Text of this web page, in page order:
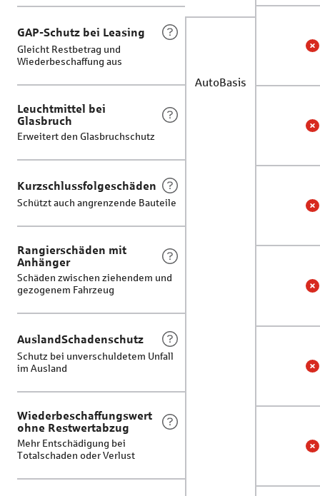
GAP-Schutz bei Leasing
Gleicht Restbetrag und
Wiederbeschaffung aus
Leuchtmittel bei
Glasbruch
Erweitert den Glasbruchschutz
Kurzschlussfolgeschäden
Schützt auch angrenzende Bauteile
Rangierschäden mit
Anhänger
Schäden zwischen ziehendem und
gezogenem Fahrzeug
AuslandSchadenschutz
Schutz bei unverschuldetem Unfall
im Ausland
Wiederbeschaffungswert
ohne Restwertabzug
Mehr Entschädigung bei
Totalschaden oder Verlust
AutoBasis